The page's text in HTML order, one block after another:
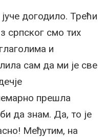
догодило. Трећи
српског смо тих
и
сам да ми је све
прешла
да знам. Да, то је
Међутим, на